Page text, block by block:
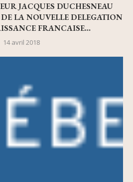
JACQUES DUCHESNEAU
LA NOUVELLE DELEGATION
FRANCAISE...
14 avril 2018